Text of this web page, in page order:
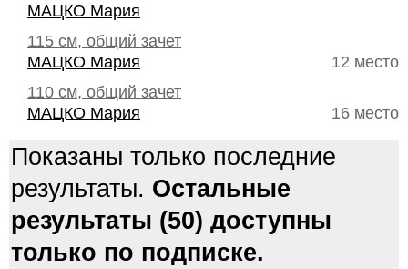
МАЦКО Мария
115 см, общий зачет
12 место
МАЦКО Мария
110 см, общий зачет
16 место
МАЦКО Мария
Показаны только последние
результаты. Остальные
результаты (50) доступны
только по подписке.